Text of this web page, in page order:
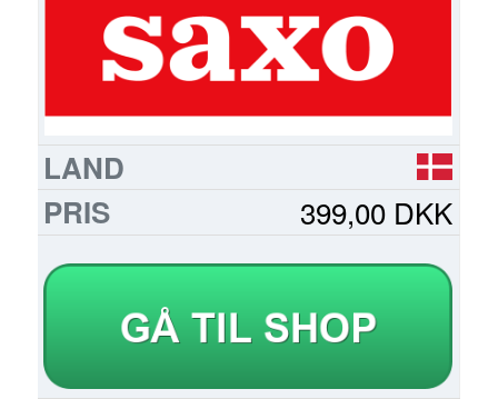
399,00 DKK